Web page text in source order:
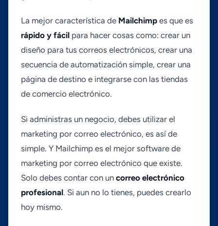
La mejor caracterí­stica de Mailchimpes que es
rápido y fácilpara hacer cosas como: crear un
diseño para tus correos electrónicos, crear una
secuencia de automatización simple, crear una
página de destino e integrarse con las tiendas
de comercio electrónico.
Si administras un negocio, debes utilizar el
marketing por correo electrónico, es así­ de
simple. Y Mailchimp es el mejor software de
marketing por correo electrónico que existe.
Solo debes contar con un correo electrónico
profesional. Si aun no lo tienes, puedes crearlo
hoy mismo.